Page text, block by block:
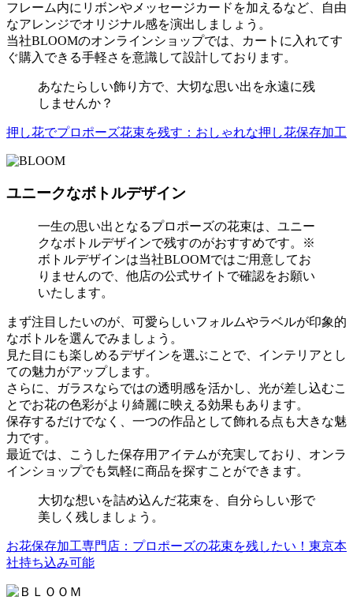
フレーム内にリボンやメッセージカードを加えるなど、自由
なアレンジでオリジナル感を演出しましょう。
当社BLOOMのオンラインショップでは、カートに入れてす
ぐ購入できる手軽さを意識して設計しております。
あなたらしい飾り方で、大切な思い出を永遠に残
しませんか？
押し花でプロポーズ花束を残す：おしゃれな押し花保存加工
ユニークなボトルデザイン
一生の思い出となるプロポーズの花束は、ユニー
クなボトルデザインで残すのがおすすめです。※
ボトルデザインは当社BLOOMではご用意してお
りませんので、他店の公式サイトで確認をお願い
いたします。
まず注目したいのが、可愛らしいフォルムやラベルが印象的
なボトルを選んでみましょう。
見た目にも楽しめるデザインを選ぶことで、インテリアとし
ての魅力がアップします。
さらに、ガラスならではの透明感を活かし、光が差し込むこ
とでお花の色彩がより綺麗に映える効果もあります。
保存するだけでなく、一つの作品として飾れる点も大きな魅
力です。
最近では、こうした保存用アイテムが充実しており、オンラ
インショップでも気軽に商品を探すことができます。
大切な想いを詰め込んだ花束を、自分らしい形で
美しく残しましょう。
お花保存加工専門店：プロポーズの花束を残したい！東京本
社持ち込み可能